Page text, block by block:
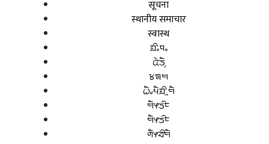
सूचना
स्थानीय समाचार
स्वास्थ
ᤀᤡᤱᤄᤱ
ᤂᤧᤍᤠ᤹
ᤃᤈᤗ
ᤐᤠᤱᤘᤠᤀᤡᤳᤗᤠ
ᤗᤠᤶᤍᤡᤰ
ᤗᤠᤶᤍᤡᤰ
ᤛᤠᤶᤔᤡᤗᤠ